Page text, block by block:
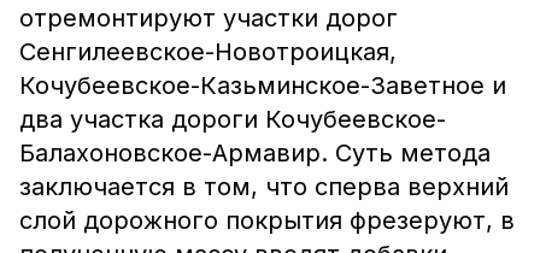
отремонтируют участки дорог
Сенгилеевское-Новотроицкая,
Кочубеевское-Казьминское-Заветное и
два участка дороги Кочубеевское-
Балахоновское-Армавир. Суть метода
заключается в том, что сперва верхний
слой дорожного покрытия фрезеруют, в